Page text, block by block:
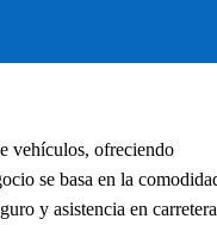
vehículos, ofreciendo
se basa en la
y asistencia en